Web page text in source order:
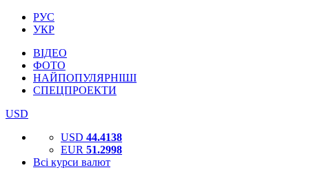
РУС
УКР
ВІДЕО
ФОТО
НАЙПОПУЛЯРНІШІ
СПЕЦПРОЕКТИ
USD
USD 44.4138
EUR 51.2998
Всі курси валют